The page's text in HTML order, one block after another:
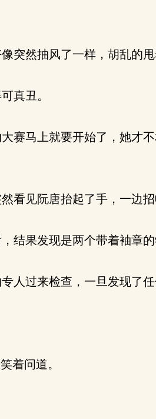
突然抽风了一样，胡乱的甩
真丑。
赛马上就要开始了，她才
看见阮唐抬起了手，一边招
结果发现是两个带着袖章的
过来检查，一旦发现了
着问道。